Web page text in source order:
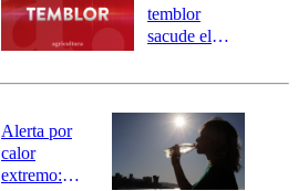
activa
mensajería
SAE
temblor
sacude el
revisa la
epicentro
Alerta por
calor
extremo: